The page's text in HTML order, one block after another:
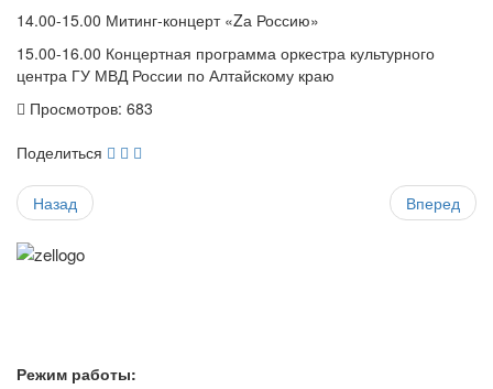
14.00-15.00 Митинг-концерт «Zа Россию»
15.00-16.00 Концертная программа оркестра культурного
центра ГУ МВД России по Алтайскому краю
Просмотров: 683
Поделиться
Назад Вперед
Режим работы: